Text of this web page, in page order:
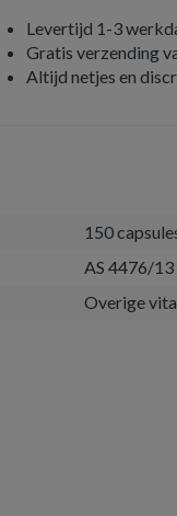
Levertijd 1-3
Gratis verzending
Altijd netjes en
150
AS 4476/13
Overige